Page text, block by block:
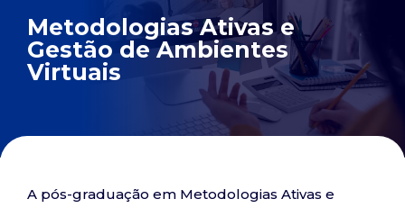
Metodologias Ativas e
Gestão de Ambientes
Virtuais
A pós-graduação em Metodologias Ativas e